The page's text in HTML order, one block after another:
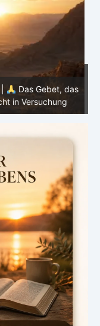
|
Das Gebet, das
vergeben unsern